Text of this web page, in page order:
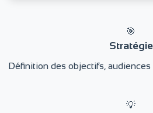
🎯
Stratégie
Définition des objectifs,
💡